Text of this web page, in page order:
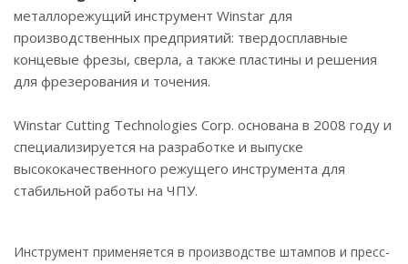
металлорежущий инструмент Winstar для
производственных предприятий: твердосплавные
концевые фрезы, сверла, а также пластины и решения
для фрезерования и точения.
Winstar Cutting Technologies Corp. основана в 2008 году и
специализируется на разработке и выпуске
высококачественного режущего инструмента для
стабильной работы на ЧПУ.
Инструмент применяется в производстве штампов и пресс-